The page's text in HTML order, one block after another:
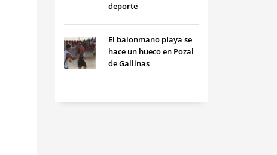
deporte
El balonmano playa se
hace un hueco en Pozal
de Gallinas